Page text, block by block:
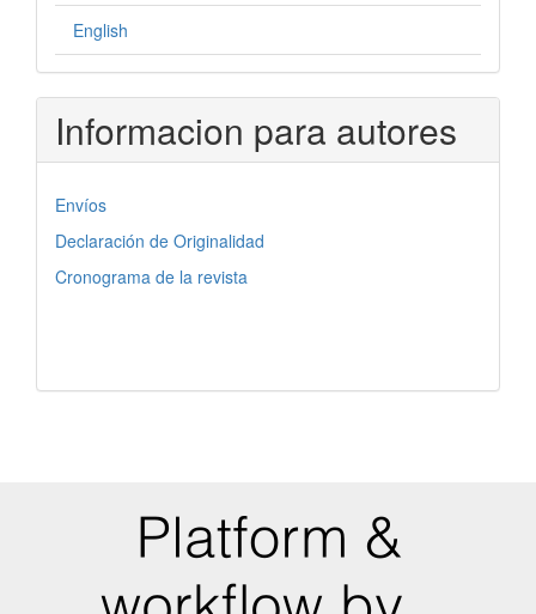
English
Informacion para autores
Envíos
Declaración de Originalidad
Cronograma de la revista